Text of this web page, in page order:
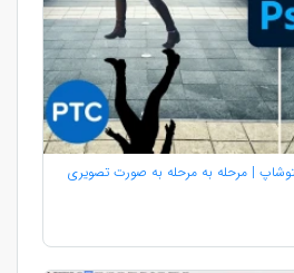
| مرحله به مرحله به صورت تصویری